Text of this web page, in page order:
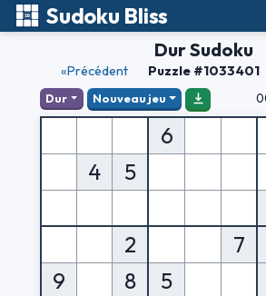
Sudoku Bliss
Dur Sudoku
«Précédent Puzzle #1033401
Dur Nouveau jeu
6
4
5
2
7
9
8 5